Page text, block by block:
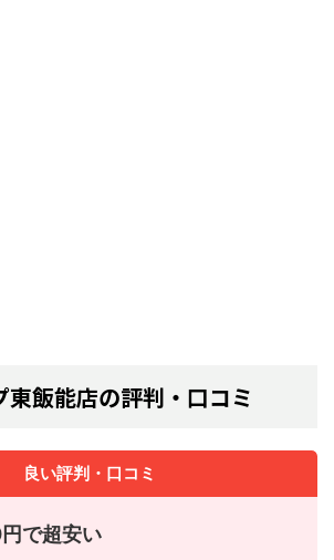
東飯能店の評判・口コミ
良い評判・口コミ
で超安い